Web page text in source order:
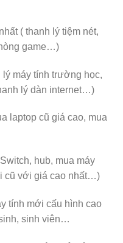
( thanh lý tiệm nét,
game…)
máy tính trường học,
lý dàn internet…)
laptop cũ giá cao, mua
hub, mua máy
cũ với giá cao nhất…)
tính mới cấu hình cao
sinh viên…